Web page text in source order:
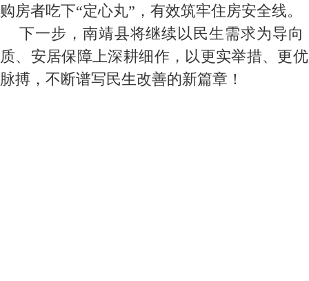
购房者吃下“定心丸”，有效筑牢住房安全线。
下一步，南靖县将继续以民生需求为导
质、安居保障上深耕细作，以更实举措、更
脉搏，不断谱写民生改善的新篇章！